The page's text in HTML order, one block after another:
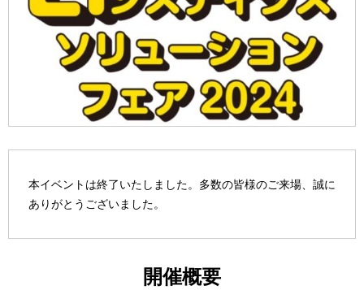
本イベントは終了いたしました。多数の皆様のご来場、誠に
ありがとうございました。
開催概要